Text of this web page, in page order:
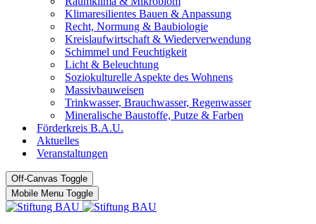
Klimaresilientes Bauen & Anpassung
Recht, Normung & Baubiologie
Kreislaufwirtschaft & Wiederverwendung
Schimmel und Feuchtigkeit
Licht & Beleuchtung
Soziokulturelle Aspekte des Wohnens
Massivbauweisen
Trinkwasser, Brauchwasser, Regenwasser
Mineralische Baustoffe, Putze & Farben
Förderkreis B.A.U.
Aktuelles
Veranstaltungen
Off-Canvas Toggle
Mobile Menu Toggle